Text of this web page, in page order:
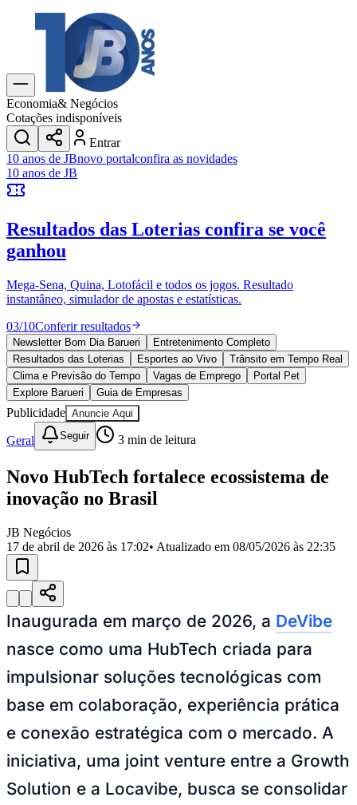
Explore Tudo
Últimas Notícias
Previsão do Tempo
Trânsito e Rotas
Dia a Dia & Lazer
Transportes
Gastronomia
Cinema & Shows
JogosNovo
Para Sua Empresa
Cadastrar Empresa
Divulgar VagasNovo
Publicidade Legal
Política
Eleições
Saúde
Segurança
Cultura
Meio Ambiente
Obras
Educação
Bairros de Barueri
AldeiaAldeia da SerraAldeia de Barueri
VistaCalifórnia
RegiãoCotiaCruz PretaEngenho NovoFazenda
Militar
Califórnia
Esperança Jardim Graziela
Julio Jardim Líbano
MutingaJardim ParaísoJardim PaulistaJardim ReginaliceJardim São
LuísJardim São Pedro Jardim São SilvestreJardim SilveiraJardim
TupãJardim Tupanci MutingaNova AldeinhaOsascoParque dos
Camargos
Parque ImperialParque Santa Luzia Parque Viana Pirapora
do Bom JesusRecanto PhrynéaSantana de
Parnaíba
Silveira Tamboré Vale do SolVila BarrosVila Boa Vista
do CondeVila Engenho NovoVila MárciaVila Nossa Sra. da
Para Sua Empresa
Anuncie no Portal
Guia de Empresas
Divulgar VagasNovo
Economia& Negócios
Cotações indisponíveis
Entrar
10 anos de JBnovo portalconfira as novidades
10 anos de JB
Resultados das Loterias confira se você
ganhou
Mega-Sena, Quina, Lotofácil e todos os jogos. Resultado
instantâneo, simulador de apostas e estatísticas.
03/10Conferir resultados
Newsletter Bom Dia Barueri
Entretenimento Completo
Resultados das Loterias
Esportes ao Vivo
Trânsito em Tempo Real
Clima e Previsão do Tempo
Vagas de Emprego
Portal Pet
Explore Barueri
Guia de Empresas
Publicidade Anuncie Aqui
Geral Seguir 3 min de leitura
Novo HubTech fortalece ecossistema de
inovação no Brasil
JB Negócios
17 de abril de 2026 às 17:02• Atualizado em 08/05/2026 às 22:35
Inaugurada em março de 2026, a DeVibe
nasce como uma HubTech criada para
impulsionar soluções tecnológicas com
base em colaboração, experiência prática
e conexão estratégica com o mercado. A
iniciativa, uma joint venture entre a Growth
Solution e a Locavibe, busca se consolidar